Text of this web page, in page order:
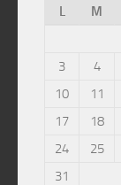
L
M
3
4
10
11
17
18
24
25
31